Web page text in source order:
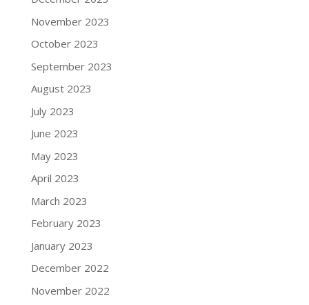
November 2023
October 2023
September 2023
August 2023
July 2023
June 2023
May 2023
April 2023
March 2023
February 2023
January 2023
December 2022
November 2022